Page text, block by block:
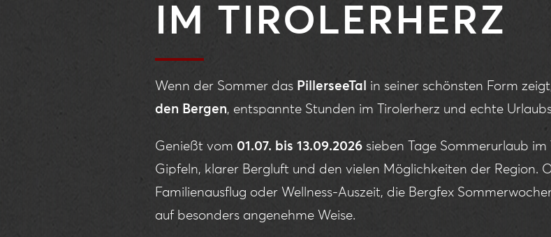
IM TIROLERHERZ
Wenn der Sommer das PillerseeTal in seiner schönsten Form
den Bergen, entspannte Stunden im Tirolerherz und echte
Genießt vom 01.07. bis 13.09.2026 sieben Tage Sommerurlaub
Gipfeln, klarer Bergluft und den vielen Möglichkeiten der Region.
Familienausflug oder Wellness-Auszeit, die Bergfex
auf besonders angenehme Weise.